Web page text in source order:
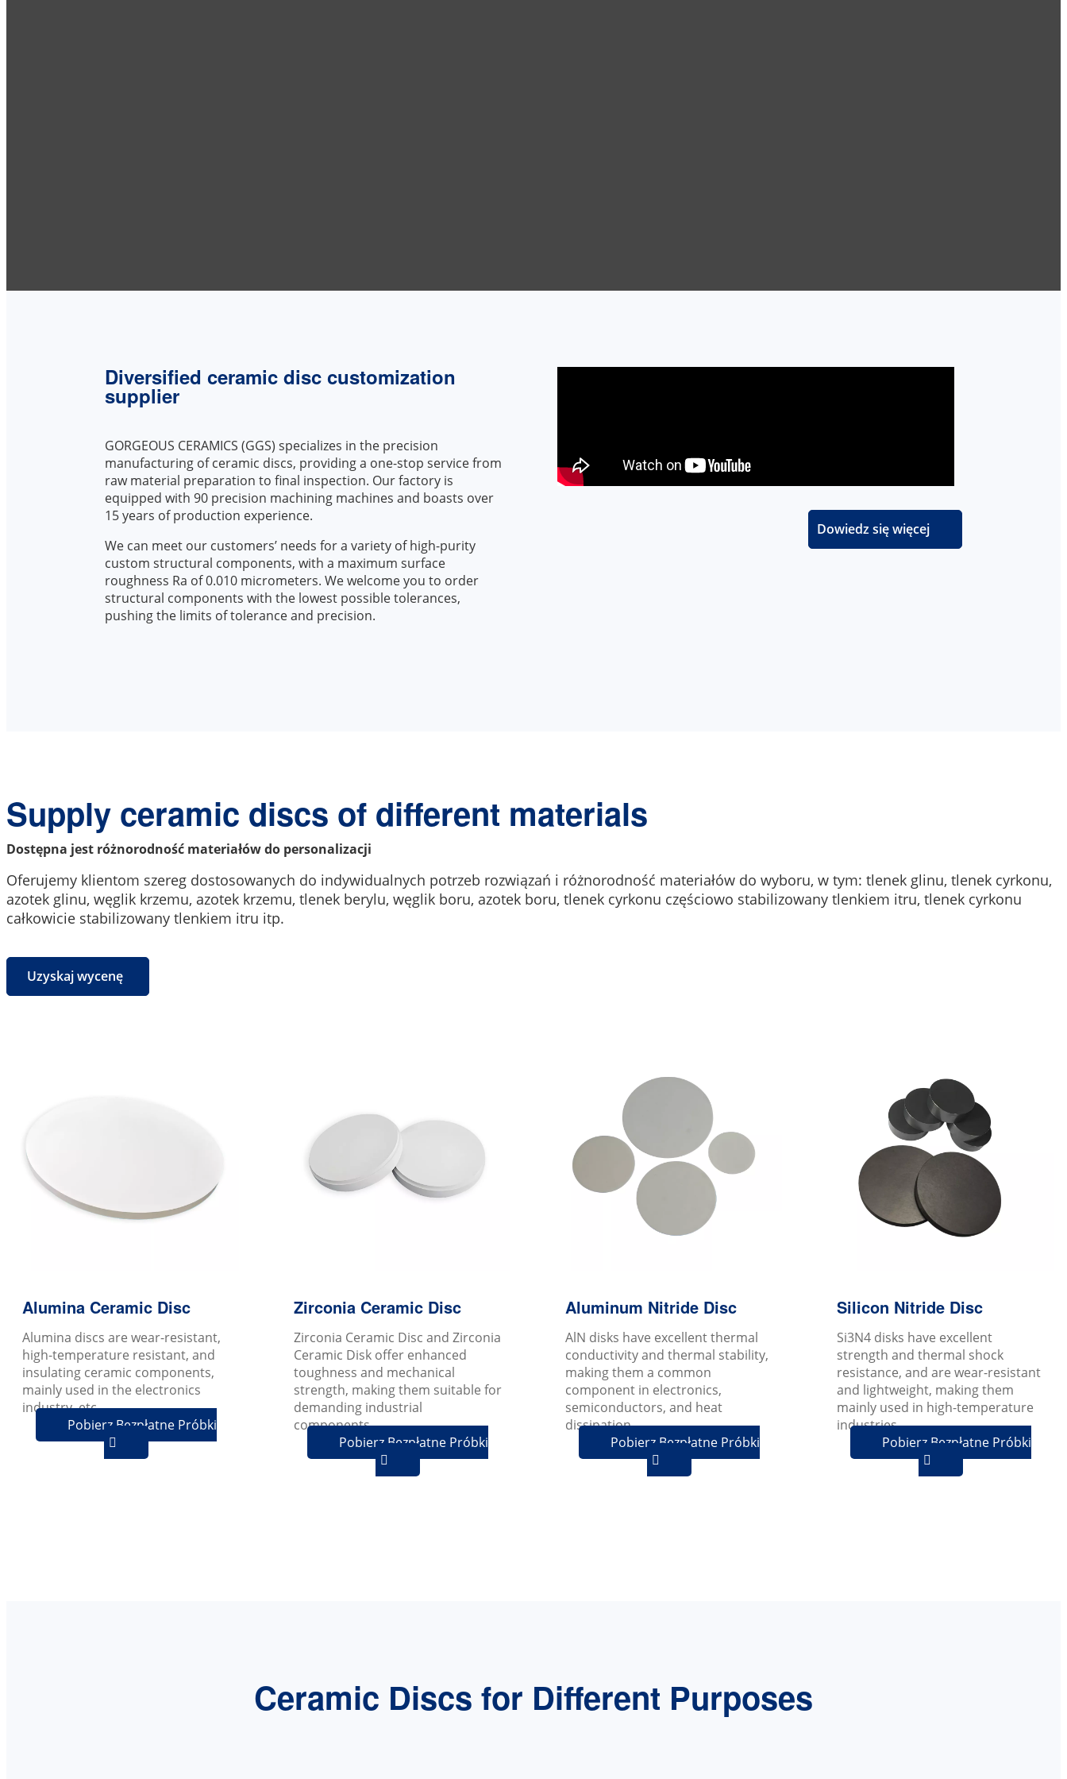
Diversified ceramic disc customization
supplier
GORGEOUS CERAMICS (GGS) specializes in the precision
manufacturing of ceramic discs, providing a one-stop service from
raw material preparation to final inspection. Our factory is
equipped with 90 precision machining machines and boasts over
15 years of production experience.
We can meet our customers’ needs for a variety of high-purity
custom structural components, with a maximum surface
roughness Ra of 0.010 micrometers. We welcome you to order
structural components with the lowest possible tolerances,
pushing the limits of tolerance and precision.
Dowiedz się więcej
Supply ceramic discs of different materials
Dostępna jest różnorodność materiałów do personalizacji
Oferujemy klientom szereg dostosowanych do indywidualnych potrzeb rozwiązań i różnorodność materiałów do wyboru, w tym: tlenek glinu, tlenek cyrkonu,
azotek glinu, węglik krzemu, azotek krzemu, tlenek berylu, węglik boru, azotek boru, tlenek cyrkonu częściowo stabilizowany tlenkiem itru, tlenek cyrkonu
całkowicie stabilizowany tlenkiem itru itp.
Uzyskaj wycenę
Alumina Ceramic Disc
Alumina discs are wear-resistant,
high-temperature resistant, and
insulating ceramic components,
mainly used in the electronics
industry, etc.
Pobierz Bezpłatne Próbki

Zirconia Ceramic Disc
Zirconia Ceramic Disc and Zirconia
Ceramic Disk offer enhanced
toughness and mechanical
strength, making them suitable for
demanding industrial
components.
Pobierz Bezpłatne Próbki

Aluminum Nitride Disc
AlN disks have excellent thermal
conductivity and thermal stability,
making them a common
component in electronics,
semiconductors, and heat
dissipation.
Pobierz Bezpłatne Próbki

Silicon Nitride Disc
Si3N4 disks have excellent
strength and thermal shock
resistance, and are wear-resistant
and lightweight, making them
mainly used in high-temperature
industries.
Pobierz Bezpłatne Próbki

Ceramic Discs for Different Purposes